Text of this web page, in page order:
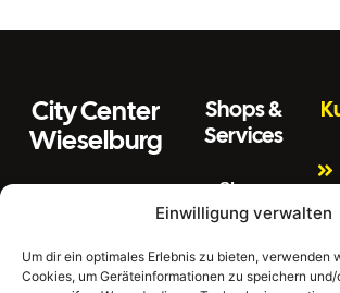
Einwilligung verwalten
Um dir ein optimales Erlebnis zu bieten, verwenden
Cookies, um Geräteinformationen zu speichern
City Center
Wieselburg
3250 Wieselburg
Tel: 0664 4407889
E
Shops &
Services
Shops
Citycenter
Newsletter